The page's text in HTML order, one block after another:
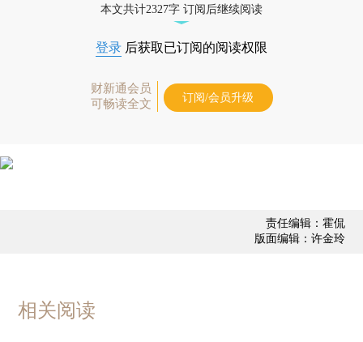
本文共计2327字 订阅后继续阅读
登录 后获取已订阅的阅读权限
财新通会员
可畅读全文
订阅/会员升级
责任编辑：霍侃
版面编辑：许金玲
相关阅读